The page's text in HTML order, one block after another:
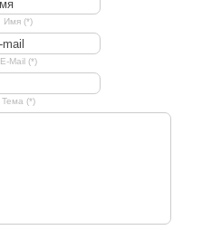
Имя (*)
E-Mail (*)
Тема (*)